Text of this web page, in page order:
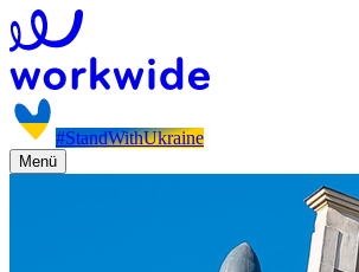
#StandWithUkraine
Menü